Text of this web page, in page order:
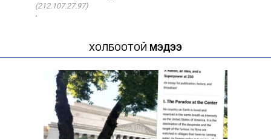
(212.107.27.97)
·
ХОЛБООТОЙ МЭДЭЭ